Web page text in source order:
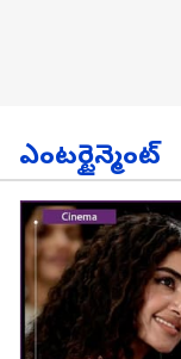
ఎంటర్టైన్మెంట్